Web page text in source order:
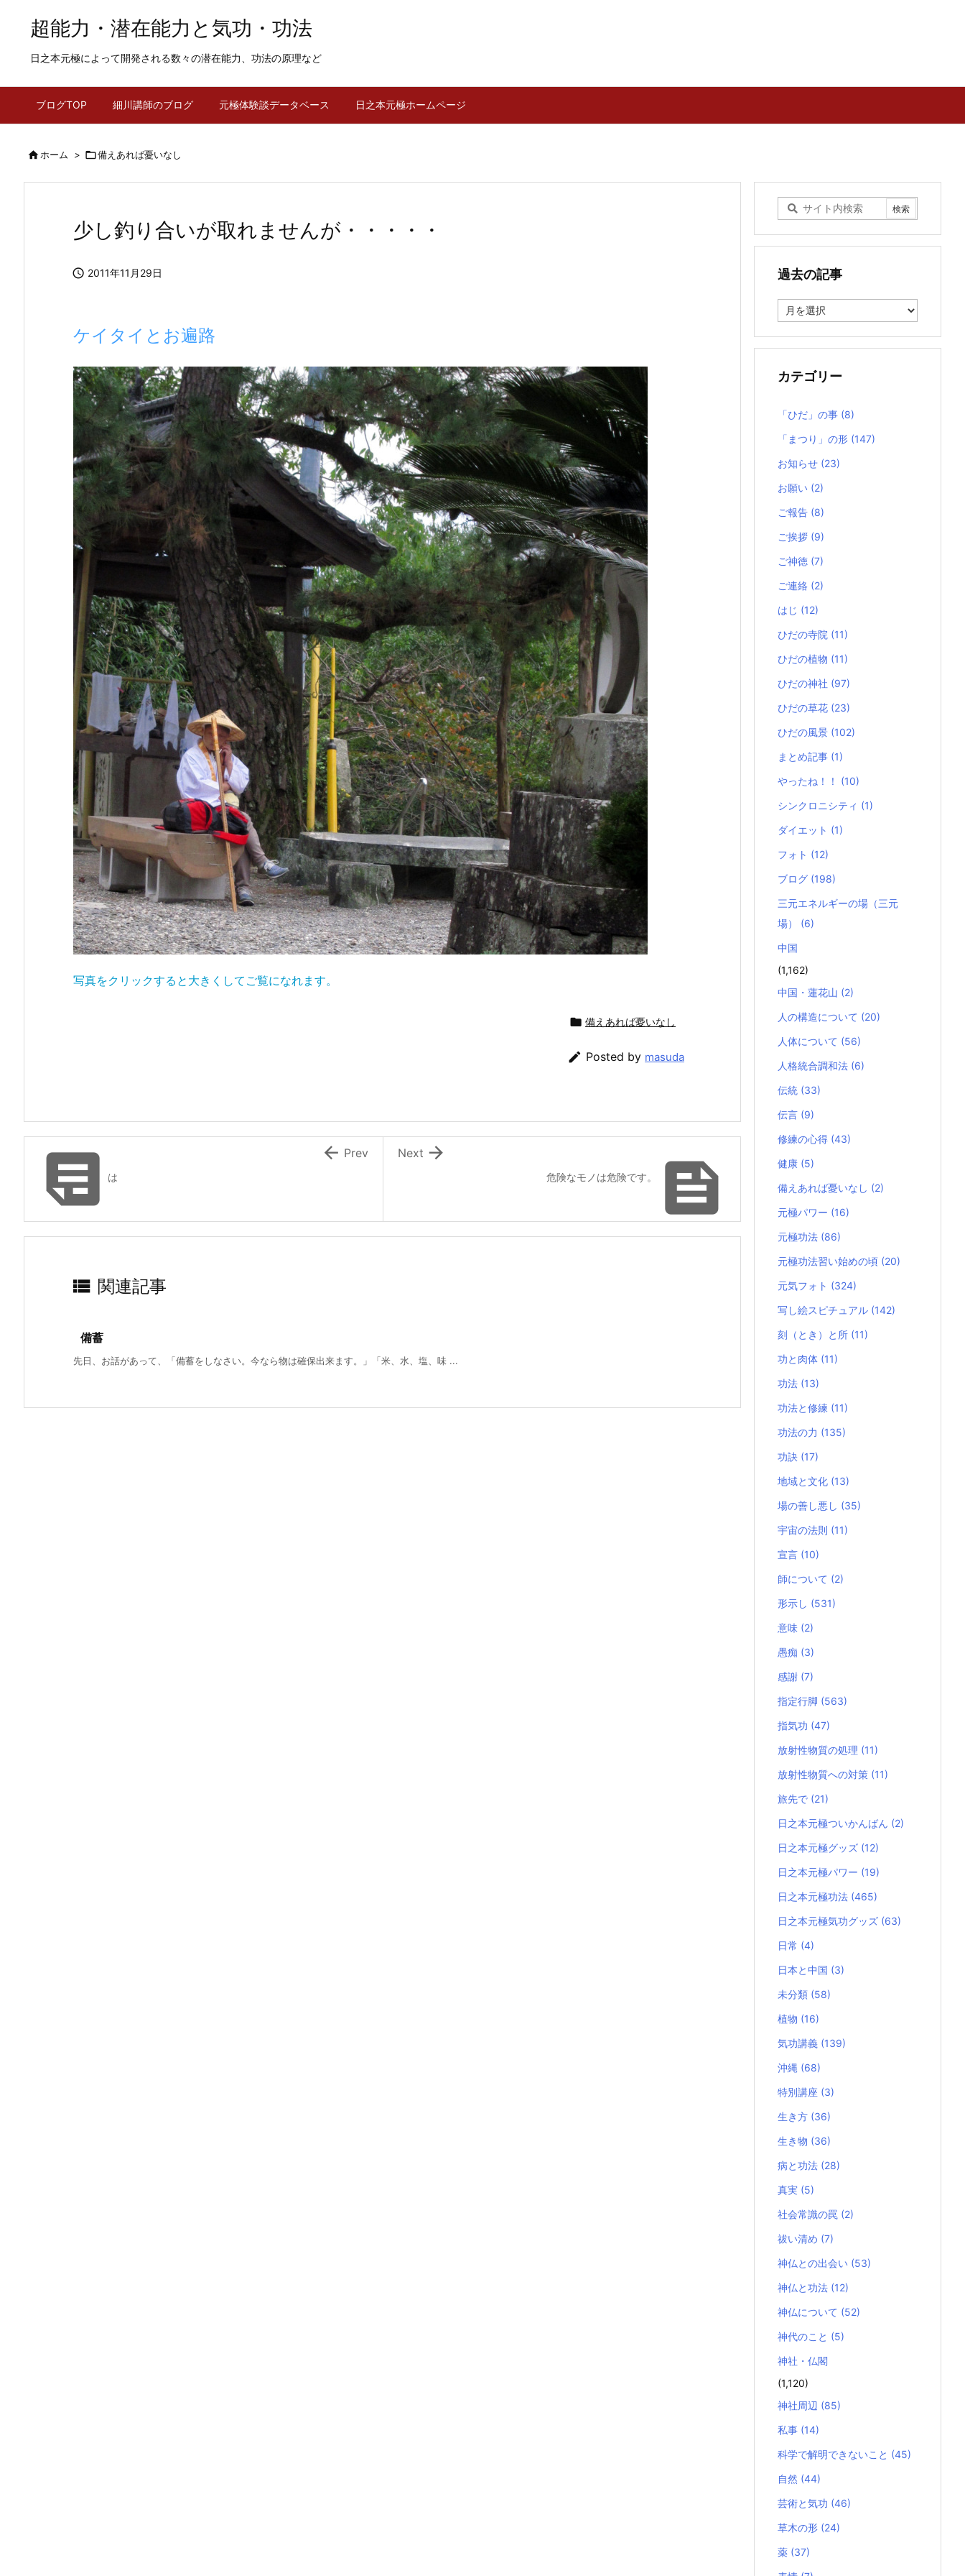
超能力・潜在能力と気功・功法
日之本元極によって開発される数々の潜在能力、功法の原理など
ブログTOP 細川講師のブログ 元極体験談データベース 日之本元極ホームページ
ホーム > 備えあれば憂いなし
少し釣り合いが取れませんが・・・・・
 2011年11月29日
ケイタイとお遍路
写真をクリックすると大きくしてご覧になれます。
 備えあれば憂いなし
 Posted by masuda

危険なモノは危険です。

Next
は
 Prev
 関連記事
備蓄
先日、お話があって、「備蓄をしなさい。今なら物は確保出来ます。」「米、水、塩、味 ...
過去の記事
去
記
カテゴリー
「ひだ」の事 (8)
「まつり」の形 (147)
お知らせ (23)
お願い (2)
ご報告 (8)
ご挨拶 (9)
ご神徳 (7)
ご連絡 (2)
はじ (12)
ひだの寺院 (11)
ひだの植物 (11)
ひだの神社 (97)
ひだの草花 (23)
ひだの風景 (102)
まとめ記事 (1)
やったね！！ (10)
シンクロニシティ (1)
ダイエット (1)
フォト (12)
ブログ (198)
三元エネルギーの場（三元
場） (6)
中国
(1,162)
中国・蓮花山 (2)
人の構造について (20)
人体について (56)
人格統合調和法 (6)
伝統 (33)
伝言 (9)
修練の心得 (43)
健康 (5)
備えあれば憂いなし (2)
元極パワー (16)
元極功法 (86)
元極功法習い始めの頃 (20)
元気フォト (324)
写し絵スピチュアル (142)
刻（とき）と所 (11)
功と肉体 (11)
功法 (13)
功法と修練 (11)
功法の力 (135)
功訣 (17)
地域と文化 (13)
場の善し悪し (35)
宇宙の法則 (11)
宣言 (10)
師について (2)
形示し (531)
意味 (2)
愚痴 (3)
感謝 (7)
指定行脚 (563)
指気功 (47)
放射性物質の処理 (11)
放射性物質への対策 (11)
旅先で (21)
日之本元極ついかんばん (2)
日之本元極グッズ (12)
日之本元極パワー (19)
日之本元極功法 (465)
日之本元極気功グッズ (63)
日常 (4)
日本と中国 (3)
未分類 (58)
植物 (16)
気功講義 (139)
沖縄 (68)
特別講座 (3)
生き方 (36)
生き物 (36)
病と功法 (28)
真実 (5)
社会常識の罠 (2)
祓い清め (7)
神仏との出会い (53)
神仏と功法 (12)
神仏について (52)
神代のこと (5)
神社・仏閣
(1,120)
神社周辺 (85)
私事 (14)
科学で解明できないこと (45)
自然 (44)
芸術と気功 (46)
草木の形 (24)
薬 (37)